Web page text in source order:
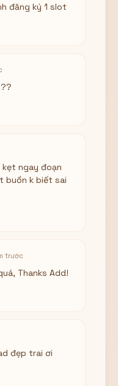
đăng ký 1 slot
kẹt ngay đoạn
buồn k biết sai
trước
Thanks Add!
đẹp trai ơi